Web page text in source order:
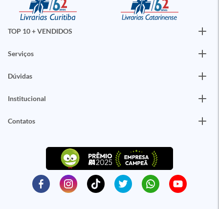
TOP 10 + VENDIDOS
Serviços
Dúvidas
Institucional
Contatos